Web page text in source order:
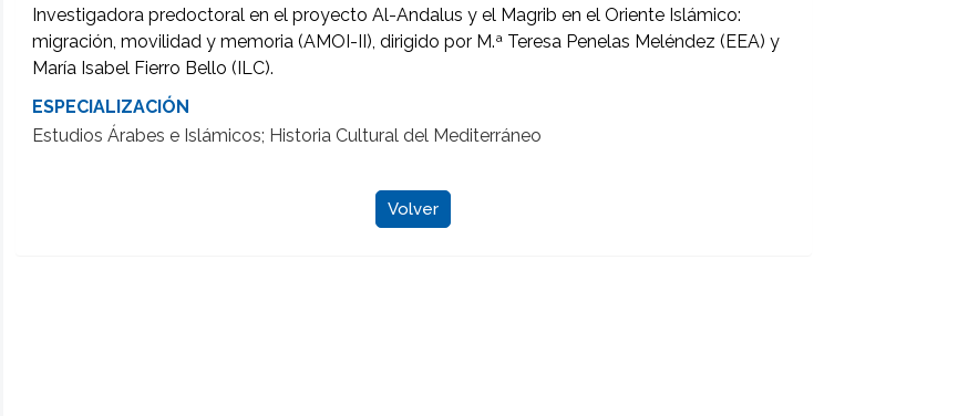
Investigadora predoctoral en el proyecto Al-Andalus y el Magrib en el Oriente Islámico:
migración, movilidad y memoria (AMOI-II), dirigido por M.ª Teresa Penelas Meléndez (EEA) y
María Isabel Fierro Bello (ILC).
ESPECIALIZACIÓN
Estudios Árabes e Islámicos; Historia Cultural del Mediterráneo
Volver